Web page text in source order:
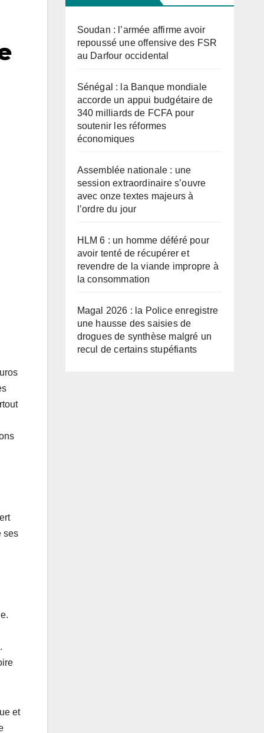
ses
et
Soudan : l’armée affirme avoir
repoussé une offensive des FSR
au Darfour occidental
Sénégal : la Banque mondiale
accorde un appui budgétaire de
340 milliards de FCFA pour
soutenir les réformes
économiques
Assemblée nationale : une
session extraordinaire s’ouvre
avec onze textes majeurs à
l’ordre du jour
HLM 6 : un homme déféré pour
avoir tenté de récupérer et
revendre de la viande impropre à
la consommation
Magal 2026 : la Police enregistre
une hausse des saisies de
drogues de synthèse malgré un
recul de certains stupéfiants